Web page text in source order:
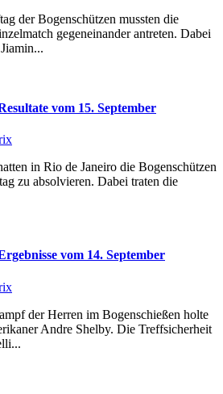
der Bogenschützen mussten die
gegeneinander antreten. Dabei
vom 15. September
in Rio de Janeiro die Bogenschützen
zu absolvieren. Dabei traten die
vom 14. September
der Herren im Bogenschießen holte
Andre Shelby. Die Treffsicherheit